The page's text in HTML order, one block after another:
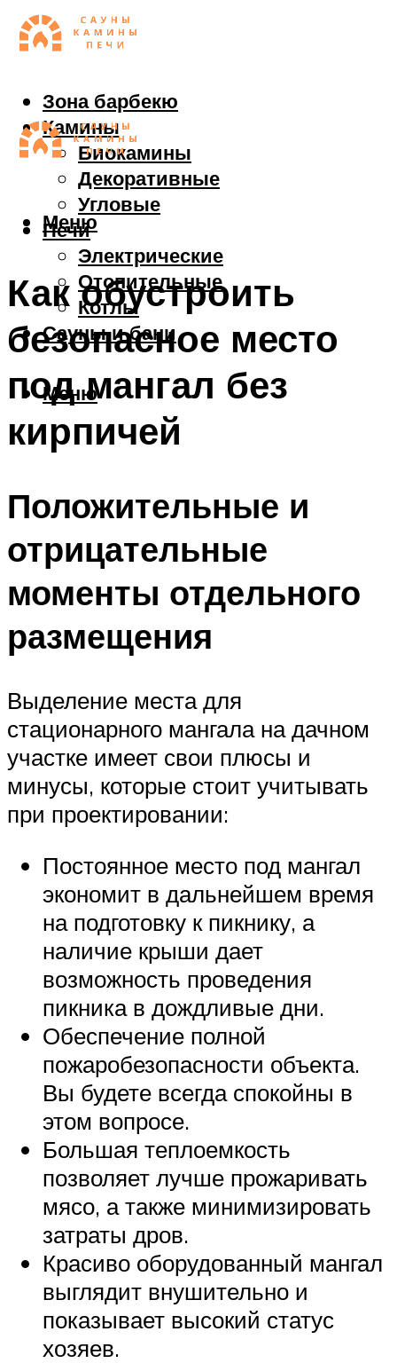
Зона барбекю
Камины
Биокамины
Декоративные
Угловые
Печи
Электрические
Отопительные
Котлы
Сауны и бани
Меню
Меню
Как обустроить
безопасное место
под мангал без
кирпичей
Положительные и
отрицательные
моменты отдельного
размещения
Выделение места для
стационарного мангала на дачном
участке имеет свои плюсы и
минусы, которые стоит учитывать
при проектировании:
Постоянное место под мангал
экономит в дальнейшем время
на подготовку к пикнику, а
наличие крыши дает
возможность проведения
пикника в дождливые дни.
Обеспечение полной
пожаробезопасности объекта.
Вы будете всегда спокойны в
этом вопросе.
Большая теплоемкость
позволяет лучше прожаривать
мясо, а также минимизировать
затраты дров.
Красиво оборудованный мангал
выглядит внушительно и
показывает высокий статус
хозяев.